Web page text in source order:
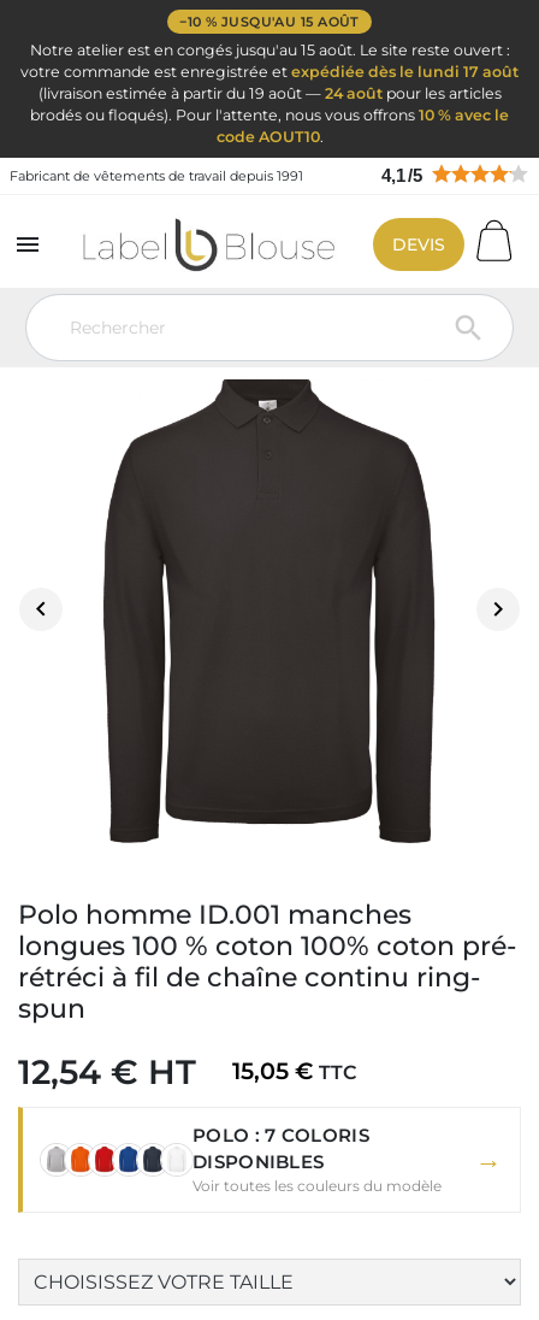
−10 % JUSQU'AU 15 AOÛT
Notre atelier est en congés jusqu'au 15 août. Le site reste ouvert :
votre commande est enregistrée et expédiée dès le lundi 17 août
(livraison estimée à partir du 19 août — 24 aoûtpour les articles
brodés ou floqués). Pour l'attente, nous vous offrons 10 % avec le
code AOUT10.
Fabricant de vêtements de travail depuis 1991 4,1/5


DEVIS
Vêtement de travail Vêtement de travail personnalisé
Polo
Manches longues pour broderie et personnalisation
 
Polo homme ID.001 manches
longues 100 % coton 100% coton pré-
rétréci à fil de chaîne continu ring-
spun
12,54 € HT 15,05 € TTC
POLO : 7 COLORIS
DISPONIBLES
Voir toutes les couleurs du modèle
→